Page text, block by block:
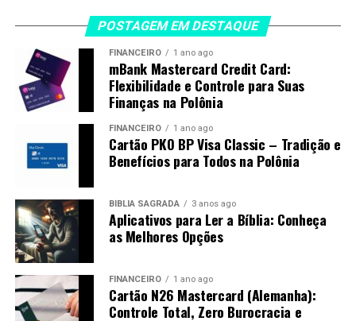
POSTAGEM EM DESTAQUE
FINANCEIRO 1 ano ago
mBank Mastercard Credit Card:
Flexibilidade e Controle para Suas
Finanças na Polônia
FINANCEIRO 1 ano ago
Cartão PKO BP Visa Classic – Tradição e
Benefícios para Todos na Polônia
BÍBLIA SAGRADA 3 anos ago
Aplicativos para Ler a Bíblia: Conheça
as Melhores Opções
FINANCEIRO 1 ano ago
Cartão N26 Mastercard (Alemanha):
Controle Total, Zero Burocracia e